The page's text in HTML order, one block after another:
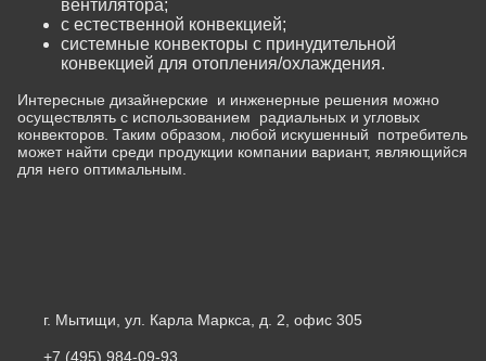
вентилятора;
с естественной конвекцией;
системные конвекторы с принудительной
конвекцией для отопления/охлаждения.
Интересные дизайнерские и инженерные решения можно
осуществлять с использованием радиальных и угловых
конвекторов. Таким образом, любой искушенный потребитель
может найти среди продукции компании вариант, являющийся
для него оптимальным.
г. Мытищи, ул. Карла Маркса, д. 2, офис 305
+7 (495) 984-09-93